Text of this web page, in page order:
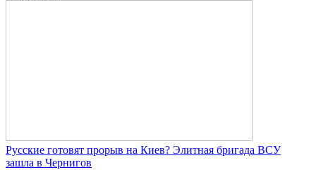
Русские готовят прорыв на Киев? Элитная бригада ВСУ
зашла в Чернигов